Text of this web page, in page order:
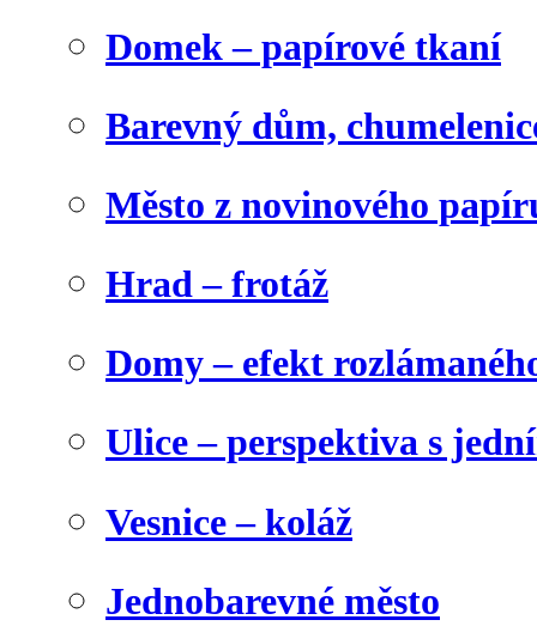
Domek – papírové tkaní
Barevný dům,
Město z novinového
Hrad – frotáž
Domy – efekt
Ulice – perspektiva s
Vesnice – koláž
Jednobarevné město